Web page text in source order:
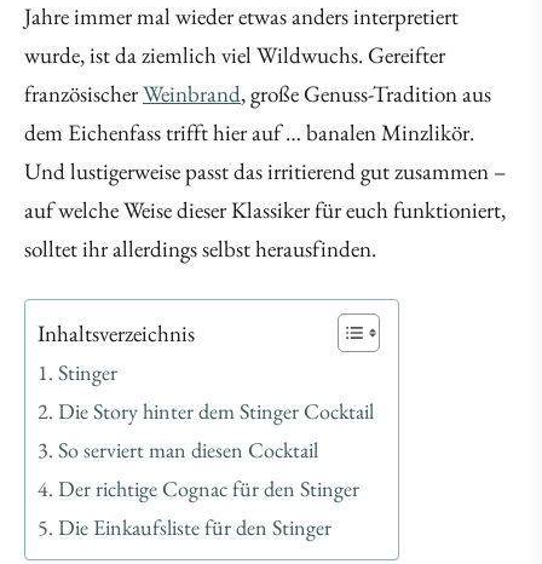
Jahre immer mal wieder etwas anders interpretiert
wurde, ist da ziemlich viel Wildwuchs. Gereifter
französischerWeinbrand, große Genuss-Tradition aus
dem Eichenfass trifft hier auf … banalen Minzlikör.
Und lustigerweise passt das irritierend gut zusammen –
auf welche Weise dieser Klassiker für euch funktioniert,
solltet ihr allerdings selbst herausfinden.
Inhaltsverzeichnis
Stinger
Die Story hinter dem Stinger Cocktail
So serviert man diesen Cocktail
Der richtige Cognac für den Stinger
Die Einkaufsliste für den Stinger